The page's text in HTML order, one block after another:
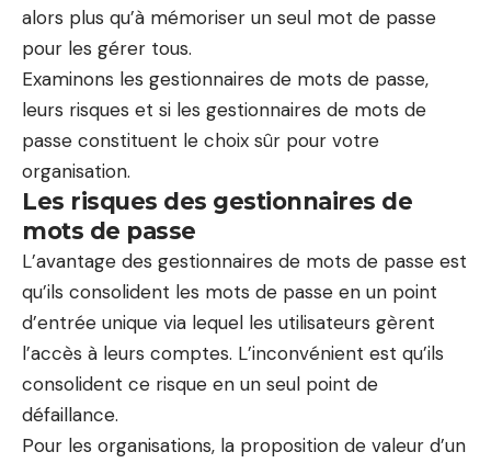
alors plus qu’à mémoriser un seul mot de passe
pour les gérer tous.
Examinons les gestionnaires de mots de passe,
leurs risques et si les gestionnaires de mots de
passe constituent le choix sûr pour votre
organisation.
Les risques des gestionnaires de
mots de passe
L’avantage des gestionnaires de mots de passe est
qu’ils consolident les mots de passe en un point
d’entrée unique via lequel les utilisateurs gèrent
l’accès à leurs comptes. L’inconvénient est qu’ils
consolident ce risque en un seul point de
défaillance.
Pour les organisations, la proposition de valeur d’un